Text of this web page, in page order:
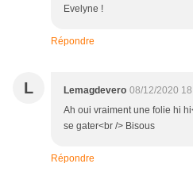
Evelyne !
Répondre
L Lemagdevero 08/12/2020
Ah oui vraiment une folie hi
se gater<br /> Bisous
Répondre